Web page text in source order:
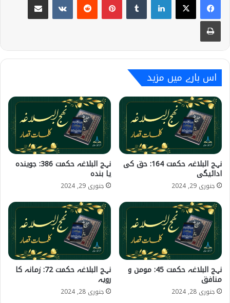
اس بارے میں مزید
نہج البلاغہ حکمت 164: حق کی
ادائیگی
جنوری 29, 2024
نہج البلاغہ حکمت 386: جویندہ
یا بندہ
جنوری 29, 2024
نہج البلاغہ حکمت 45: مومن و
منافق
جنوری 28, 2024
نہج البلاغہ حکمت 72: زمانہ کا
رویہ
جنوری 28, 2024